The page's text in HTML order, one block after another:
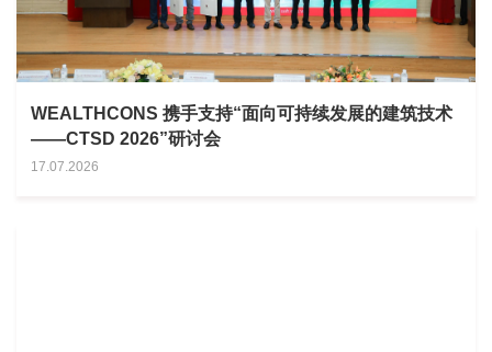
WEALTHCONS 携手支持“面向可持续发展的建筑技术
——CTSD 2026”研讨会
17.07.2026